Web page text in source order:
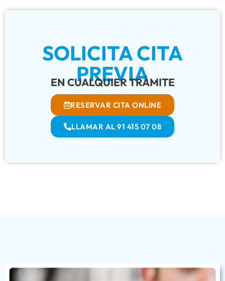
SOLICITA CITA
PREVIA
EN CUALQUIER TRÁMITE
RESERVAR CITA ONLINE
LLAMAR AL 91 415 07 08